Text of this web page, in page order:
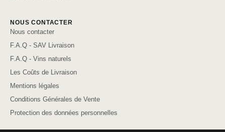
NOUS CONTACTER
Nous contacter
F.A.Q - SAV Livraison
F.A.Q - Vins naturels
Les Coûts de Livraison
Mentions légales
Conditions Générales de Vente
Protection des données personnelles